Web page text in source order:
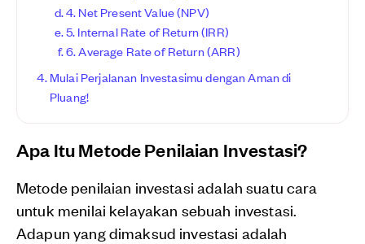
4. Net Present Value (NPV)
5. Internal Rate of Return (IRR)
6. Average Rate of Return (ARR)
Mulai Perjalanan Investasimu dengan Aman di
Pluang!
Apa Itu Metode Penilaian Investasi?
Metode penilaian investasi adalah suatu cara
untuk menilai kelayakan sebuah investasi.
Adapun yang dimaksud investasi adalah